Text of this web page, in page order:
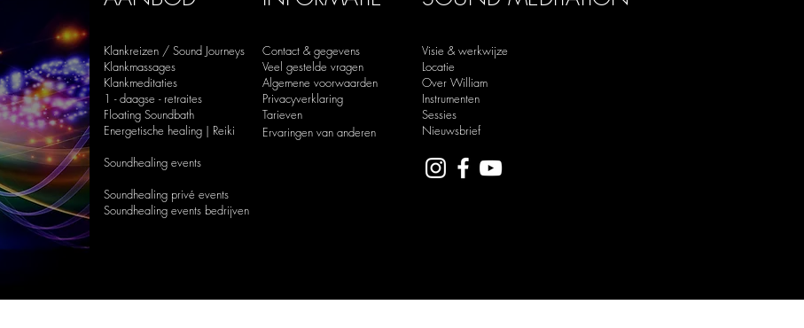
Klankreizen / Sound Journeys
Klankmassages
Klankmeditaties
1 - daagse - retraites
Floating Soundbath
Energetische healing | Reiki
Soundhealing events
Soundhealing privé events
Soundhealing events bedrijven
Contact & gegevens
Veel gestelde vragen
Algemene voorwaarden
Privacyverklaring
Tarieven
Ervaringen van anderen
Visie & werkwijze
Locatie
Over William
Instrumenten
Sessies
Nieuwsbrief